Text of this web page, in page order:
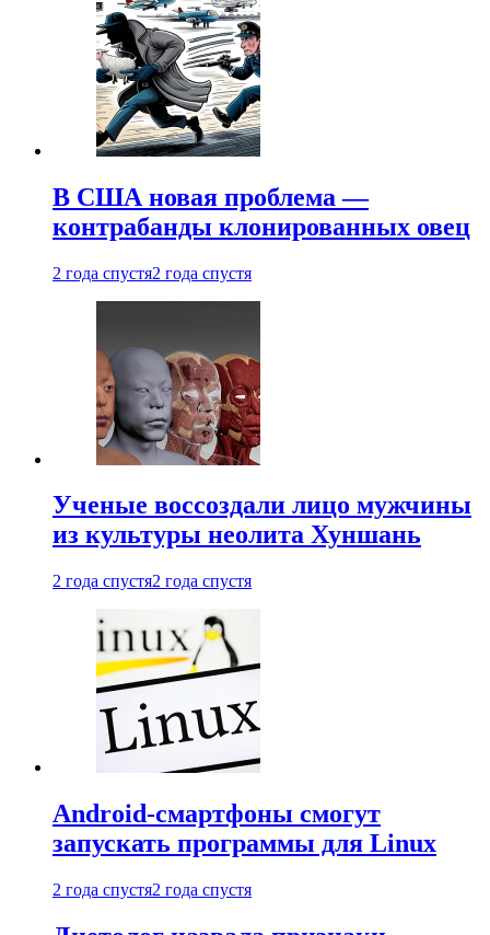
В США новая проблема —
контрабанды клонированных овец
2 года спустя2 года спустя
Ученые воссоздали лицо мужчины
из культуры неолита Хуншань
2 года спустя2 года спустя
Android-смартфоны смогут
запускать программы для Linux
2 года спустя2 года спустя